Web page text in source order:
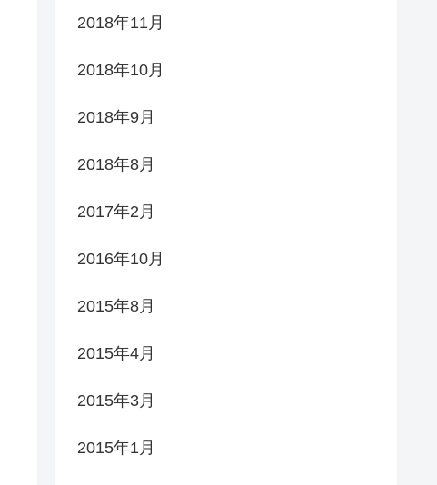
2018年11月
2018年10月
2018年9月
2018年8月
2017年2月
2016年10月
2015年8月
2015年4月
2015年3月
2015年1月